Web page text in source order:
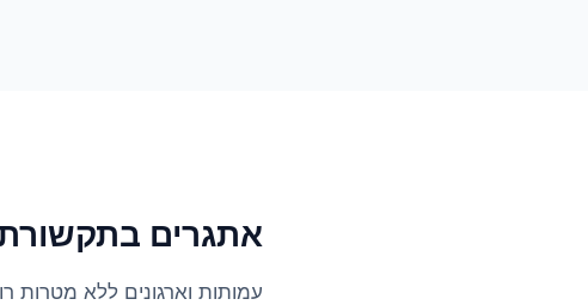
אתגרים בתקשורת
עמותות וארגונים ללא מטרות